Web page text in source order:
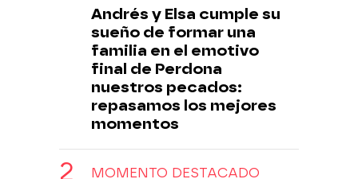
Andrés y Elsa cumple su
sueño de formar una
familia en el emotivo
final de Perdona
nuestros pecados:
repasamos los mejores
momentos
MOMENTO DESTACADO